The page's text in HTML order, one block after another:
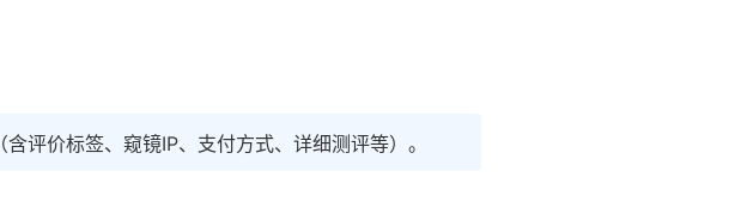
（含评价标签、窥镜IP、支付方式、详细测评等）。